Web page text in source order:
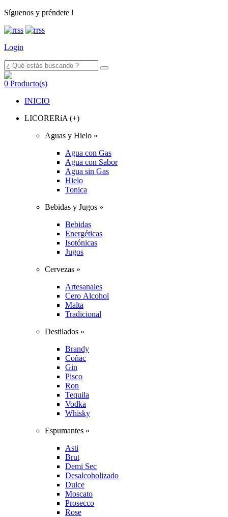
Síguenos y préndete !
Login
0 Producto(s)
INICIO
LICORERíA (+)
Aguas y Hielo »
Agua con Gas
Agua con Sabor
Agua sin Gas
Hielo
Tonica
Bebidas y Jugos »
Bebidas
Energéticas
Isotónicas
Jugos
Cervezas »
Artesanales
Cero Alcohol
Malta
Tradicional
Destilados »
Brandy
Coñac
Gin
Pisco
Ron
Tequila
Vodka
Whisky
Espumantes »
Asti
Brut
Demi Sec
Desalcoholizado
Dulce
Moscato
Prosecco
Rose